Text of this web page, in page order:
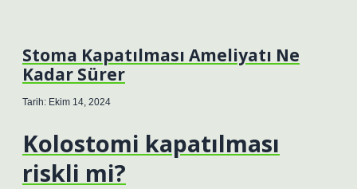
Stoma Kapatılması Ameliyatı Ne
Kadar Sürer
Tarih: Ekim 14, 2024
Kolostomi kapatılması
riskli mi?